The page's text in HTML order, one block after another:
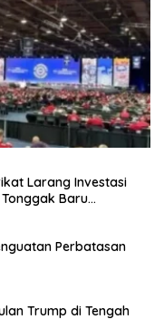
Larang Investasi
Baru
Perbatasan
Trump di Tengah